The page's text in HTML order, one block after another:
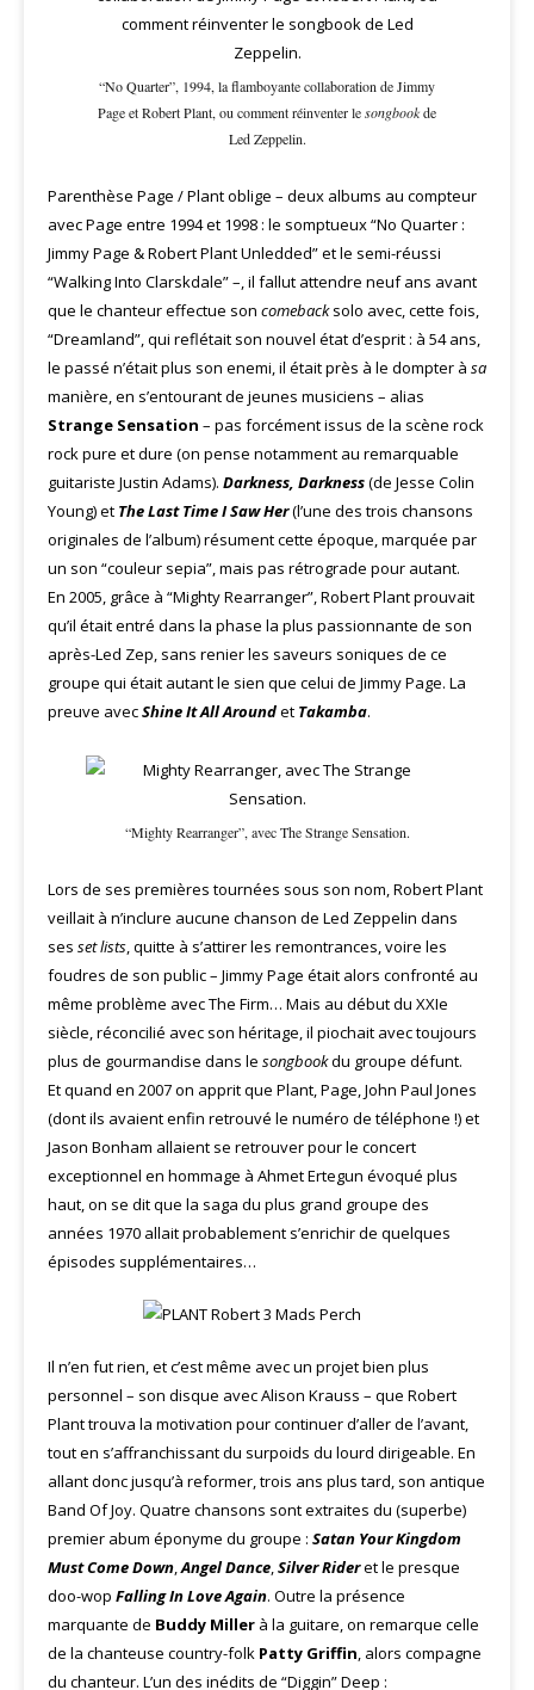
“No Quarter”, 1994, la flamboyante collaboration de Jimmy
Page et Robert Plant, ou comment réinventer lesongbookde
Led Zeppelin.
Parenthèse Page / Plant oblige – deux albums au compteur
avec Page entre 1994 et 1998 : le somptueux “No Quarter :
Jimmy Page & Robert Plant Unledded” et le semi-réussi
“Walking Into Clarskdale” –, il fallut attendre neuf ans avant
que le chanteur effectue son comebacksolo avec, cette fois,
“Dreamland”, qui reflétait son nouvel état d’esprit : à 54 ans,
le passé n’était plus son enemi, il était près à le dompter à sa
manière, en s’entourant de jeunes musiciens – alias
Strange Sensation – pas forcément issus de la scène rock
rock pure et dure (on pense notamment au remarquable
guitariste Justin Adams). Darkness, Darkness(de Jesse Colin
Young) et The Last Time I Saw Her(l’une des trois chansons
originales de l’album) résument cette époque, marquée par
un son “couleur sepia”, mais pas rétrograde pour autant.
En 2005, grâce à “Mighty Rearranger”, Robert Plant prouvait
qu’il était entré dans la phase la plus passionnante de son
après-Led Zep, sans renier les saveurs soniques de ce
groupe qui était autant le sien que celui de Jimmy Page. La
preuve avecShine It AllAroundet Takamba.
“Mighty Rearranger”, avec The Strange Sensation.
Lors de ses premières tournées sous son nom, Robert Plant
veillait à n’inclure aucune chanson de Led Zeppelin dans
ses set lists, quitte à s’attirer les remontrances, voire les
foudres de son public – Jimmy Page était alors confronté au
même problème avec The Firm… Mais au début du XXIe
siècle, réconcilié avec son héritage, il piochait avec toujours
plus de gourmandise dans le songbookdu groupe défunt.
Et quand en 2007 on apprit que Plant, Page, John Paul Jones
(dont ils avaient enfin retrouvé le numéro de téléphone !) et
Jason Bonham allaient se retrouver pour le concert
exceptionnel en hommage à Ahmet Ertegun évoqué plus
haut, on se dit que la saga du plus grand groupe des
années 1970 allait probablement s’enrichir de quelques
épisodes supplémentaires…
Il n’en fut rien, et c’est même avec un projet bien plus
personnel – son disque avec Alison Krauss – que Robert
Plant trouva la motivation pour continuer d’aller de l’avant,
tout en s’affranchissant du surpoids du lourd dirigeable. En
allant donc jusqu’à reformer, trois ans plus tard, son antique
Band Of Joy. Quatre chansons sont extraites du (superbe)
premier abum éponyme du groupe : Satan Your Kingdom
Must Come Down,Angel Dance,Silver Rideret le presque
doo-wop Falling In Love Again. Outre la présence
marquante de Buddy Miller à la guitare, on remarque celle
de la chanteuse country-folk Patty Griffin, alors compagne
du chanteur. L’un des inédits de “Diggin” Deep :